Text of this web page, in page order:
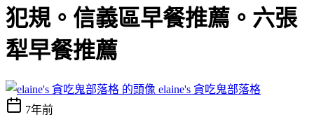
犯規。信義區早餐推薦。六張
犁早餐推薦
elaine's 貪吃鬼部落格
7年前